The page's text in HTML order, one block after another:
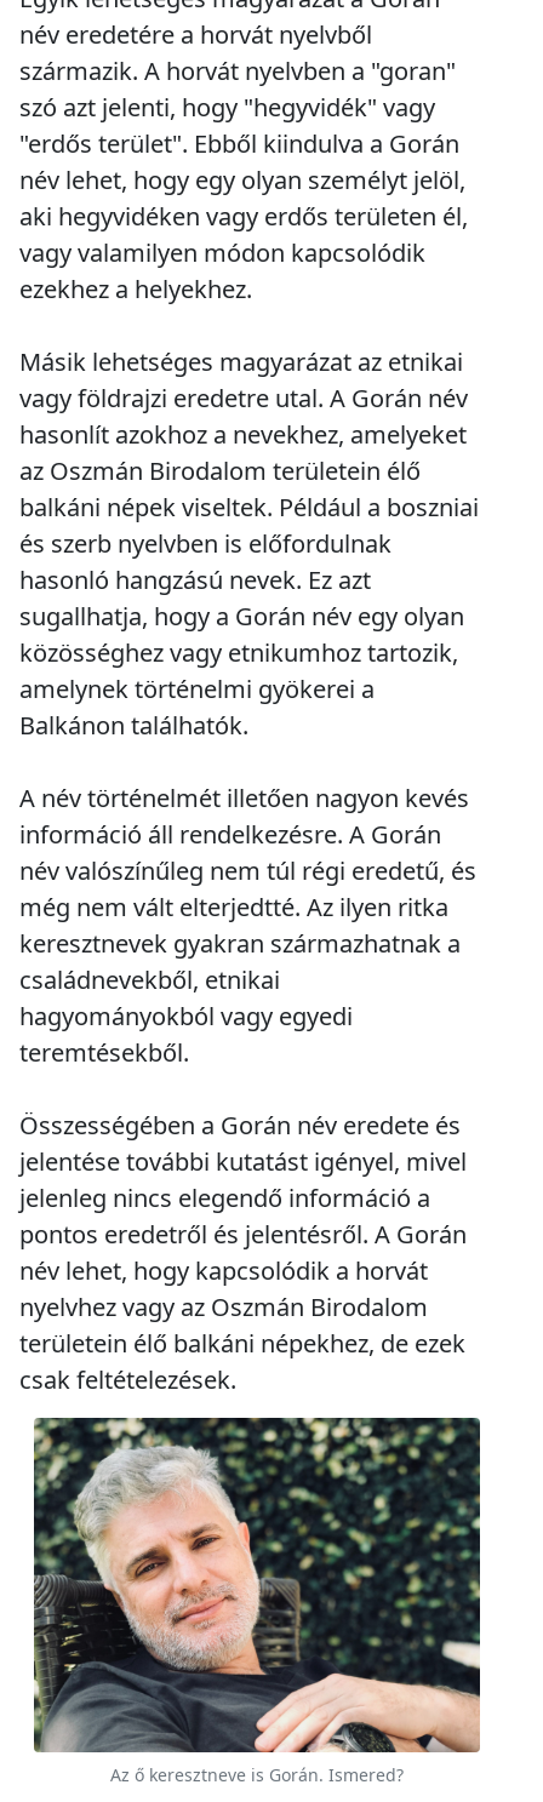
név eredetére a horvát nyelvből
származik. A horvát nyelvben a "goran"
szó azt jelenti, hogy "hegyvidék" vagy
"erdős terület". Ebből kiindulva a Gorán
név lehet, hogy egy olyan személyt jelöl,
aki hegyvidéken vagy erdős területen él,
vagy valamilyen módon kapcsolódik
ezekhez a helyekhez.
Másik lehetséges magyarázat az etnikai
vagy földrajzi eredetre utal. A Gorán név
hasonlít azokhoz a nevekhez, amelyeket
az Oszmán Birodalom területein élő
balkáni népek viseltek. Például a boszniai
és szerb nyelvben is előfordulnak
hasonló hangzású nevek. Ez azt
sugallhatja, hogy a Gorán név egy olyan
közösséghez vagy etnikumhoz tartozik,
amelynek történelmi gyökerei a
Balkánon találhatók.
A név történelmét illetően nagyon kevés
információ áll rendelkezésre. A Gorán
név valószínűleg nem túl régi eredetű, és
még nem vált elterjedtté. Az ilyen ritka
keresztnevek gyakran származhatnak a
családnevekből, etnikai
hagyományokból vagy egyedi
teremtésekből.
Összességében a Gorán név eredete és
jelentése további kutatást igényel, mivel
jelenleg nincs elegendő információ a
pontos eredetről és jelentésről. A Gorán
név lehet, hogy kapcsolódik a horvát
nyelvhez vagy az Oszmán Birodalom
területein élő balkáni népekhez, de ezek
csak feltételezések.
Az ő keresztneve is Gorán. Ismered?